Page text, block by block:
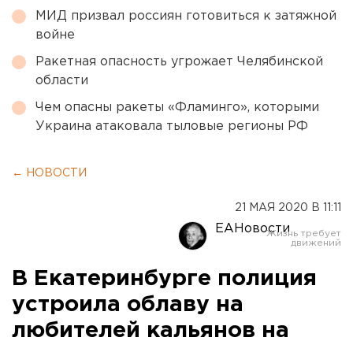
МИД призвал россиян готовиться к затяжной
войне
Ракетная опасность угрожает Челябинской
области
Чем опасны ракеты «Фламинго», которыми
Украина атаковала тыловые регионы РФ
← НОВОСТИ
21 МАЯ 2020 В 11:11
ЕАНовости
В Екатеринбурге полиция
устроила облаву на
любителей кальянов на